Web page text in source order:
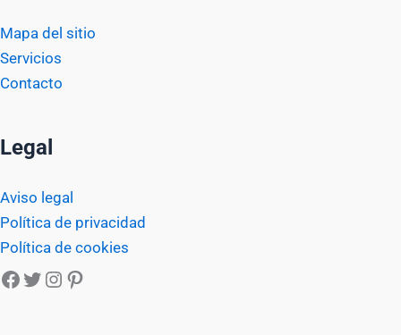
Mapa del sitio
Servicios
Contacto
Legal
Aviso legal
Política de privacidad
Política de cookies
Facebook
Twitter
Instagram
Pinterest